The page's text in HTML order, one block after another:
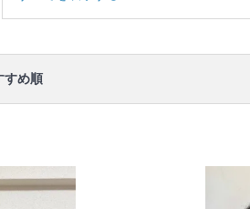
付け / 室内機設置 / 室外機据え置き台(プ
口コミもご参照ください。
※本ページでは一部プロモーションを含
すめ順